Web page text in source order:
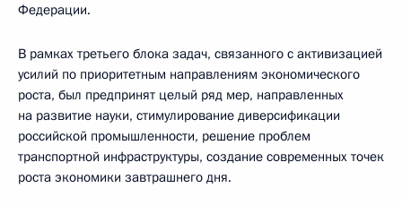
Федерации.
В рамках третьего блока задач, связанного с активизацией
усилий по приоритетным направлениям экономического
роста, был предпринят целый ряд мер, направленных
на развитие науки, стимулирование диверсификации
российской промышленности, решение проблем
транспортной инфраструктуры, создание современных точек
роста экономики завтрашнего дня.